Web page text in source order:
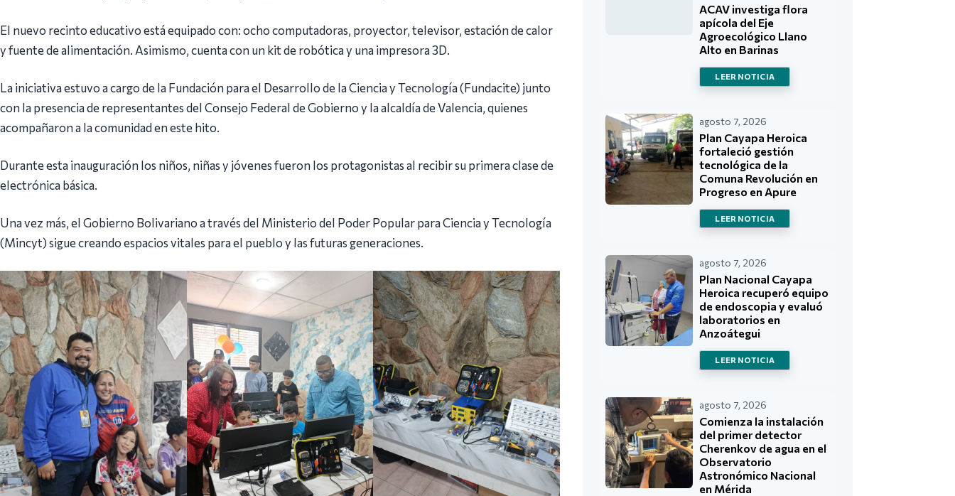
El nuevo recinto educativo está equipado con: ocho computadoras, proyector, televisor, estación de calor
y fuente de alimentación. Asimismo, cuenta con un kit de robótica y una impresora 3D.
‎La iniciativa estuvo a cargo de la Fundación para el Desarrollo de la Ciencia y Tecnología (Fundacite) junto
con la presencia de representantes del Consejo Federal de Gobierno y la alcaldía de Valencia, quienes
acompañaron a la comunidad en este hito.
Durante esta inauguración los niños, niñas y jóvenes fueron los protagonistas al recibir su primera clase de
electrónica básica.
Una vez más, el Gobierno Bolivariano a través del Ministerio del Poder Popular para Ciencia y Tecnología
(Mincyt) sigue creando espacios vitales para el pueblo y las futuras generaciones.
ACAV investiga flora
apícola del Eje
Agroecológico Llano
Alto en Barinas
LEER NOTICIA
agosto 7, 2026
Plan Cayapa Heroica
fortaleció gestión
tecnológica de la
Comuna Revolución en
Progreso en Apure
LEER NOTICIA
agosto 7, 2026
Plan Nacional Cayapa
Heroica recuperó equipo
de endoscopia y evaluó
laboratorios en
Anzoátegui
LEER NOTICIA
agosto 7, 2026
Comienza la instalación
del primer detector
Cherenkov de agua en el
Observatorio
Astronómico Nacional
en Mérida